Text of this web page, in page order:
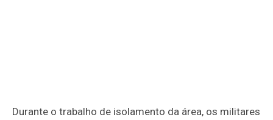
Durante o trabalho de isolamento da área, os militares